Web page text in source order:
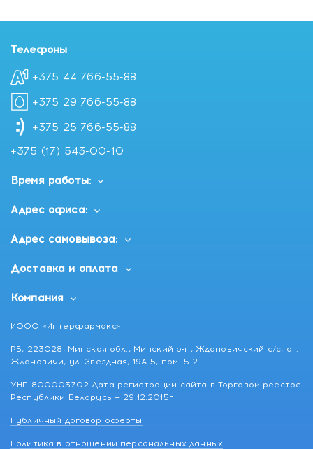
Телефоны
+375 44 766-55-88
+375 29 766-55-88
+375 25 766-55-88
+375 (17) 543-00-10
Время работы:
Адрес офиса:
Адрес самовывоза:
Доставка и оплата
Компания
ИООО «Интерфармакс»
РБ, 223028, Минская обл., Минский р-н, Ждановичский с/с, аг.
Ждановичи, ул. Звездная, 19А-5, пом. 5-2
УНП 800003702 Дата регистрации сайта в Торговом реестре
Республики Беларусь — 29.12.2015г
Публичный договор оферты
Политика в отношении персональных данных